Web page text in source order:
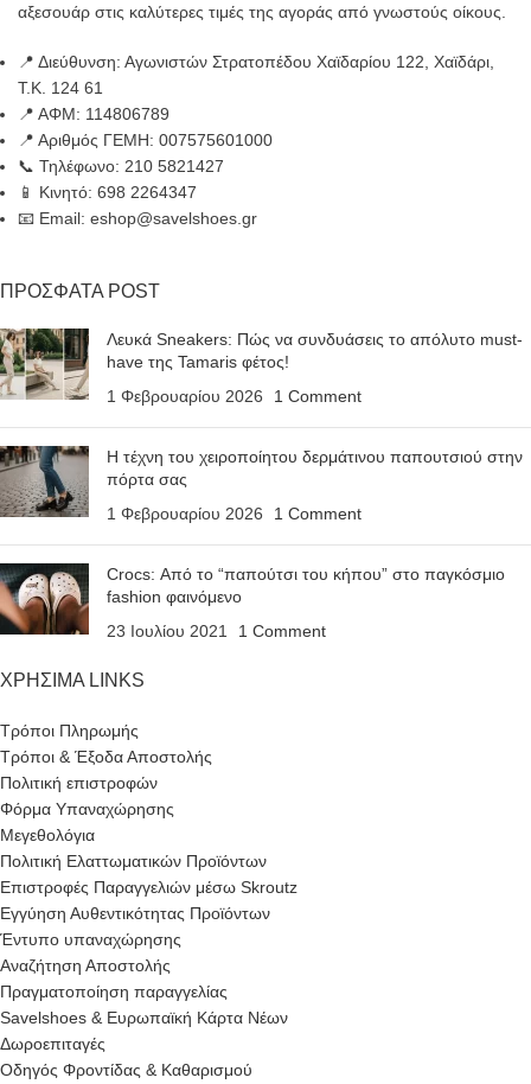
αξεσουάρ στις καλύτερες τιμές της αγοράς από γνωστούς οίκους.
📍 Διεύθυνση: Αγωνιστών Στρατοπέδου Χαϊδαρίου 122, Χαϊδάρι,
Τ.Κ. 124 61
📍 ΑΦΜ: 114806789
📍 Αριθμός ΓΕΜΗ: 007575601000
📞 Τηλέφωνο: 210 5821427
📱 Κινητό: 698 2264347
📧 Email: eshop@savelshoes.gr
ΠΡΟΣΦΑΤΑ POST
Λευκά Sneakers: Πώς να συνδυάσεις το απόλυτο must-
have της Tamaris φέτος!
1 Φεβρουαρίου 2026
1 Comment
Η τέχνη του χειροποίητου δερμάτινου παπουτσιού στην
πόρτα σας
1 Φεβρουαρίου 2026
1 Comment
Crocs: Από το “παπούτσι του κήπου” στο παγκόσμιο
fashion φαινόμενο
23 Ιουλίου 2021
1 Comment
ΧΡΗΣΙΜΑ LINKS
Τρόποι Πληρωμής
Τρόποι & Έξοδα Αποστολής
Πολιτική επιστροφών
Φόρμα Υπαναχώρησης
Μεγεθολόγια
Πολιτική Ελαττωματικών Προϊόντων
Επιστροφές Παραγγελιών μέσω Skroutz
Εγγύηση Αυθεντικότητας Προϊόντων
Έντυπο υπαναχώρησης
Αναζήτηση Αποστολής
Πραγματοποίηση παραγγελίας
Savelshoes & Ευρωπαϊκή Κάρτα Νέων
Δωροεπιταγές
Οδηγός Φροντίδας & Καθαρισμού